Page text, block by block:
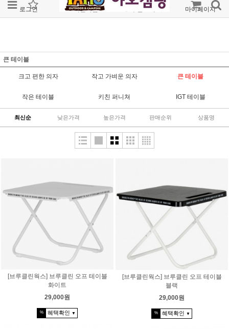
로그인 회원가입 주문조회 마이페이지
큰 테이블
크고 편한 의자 작고 가벼운 의자 큰 테이블
작은 테이블 키친 퍼니쳐 IGT 테이블
최신순 낮은가격 높은가격 판매순위 상품명
[브루클린웍스] 브루클린 오프 테이블
화이트
29,000원
% 혜택확인 ▼
[브루클린웍스] 브루클린 오프 테이블
블랙
29,000원
% 혜택확인 ▼